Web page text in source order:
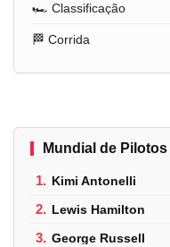
🏎️ Classificação
🏁 Corrida
Mundial de Pilotos
1. Kimi Antonelli
2. Lewis Hamilton
3. George Russell